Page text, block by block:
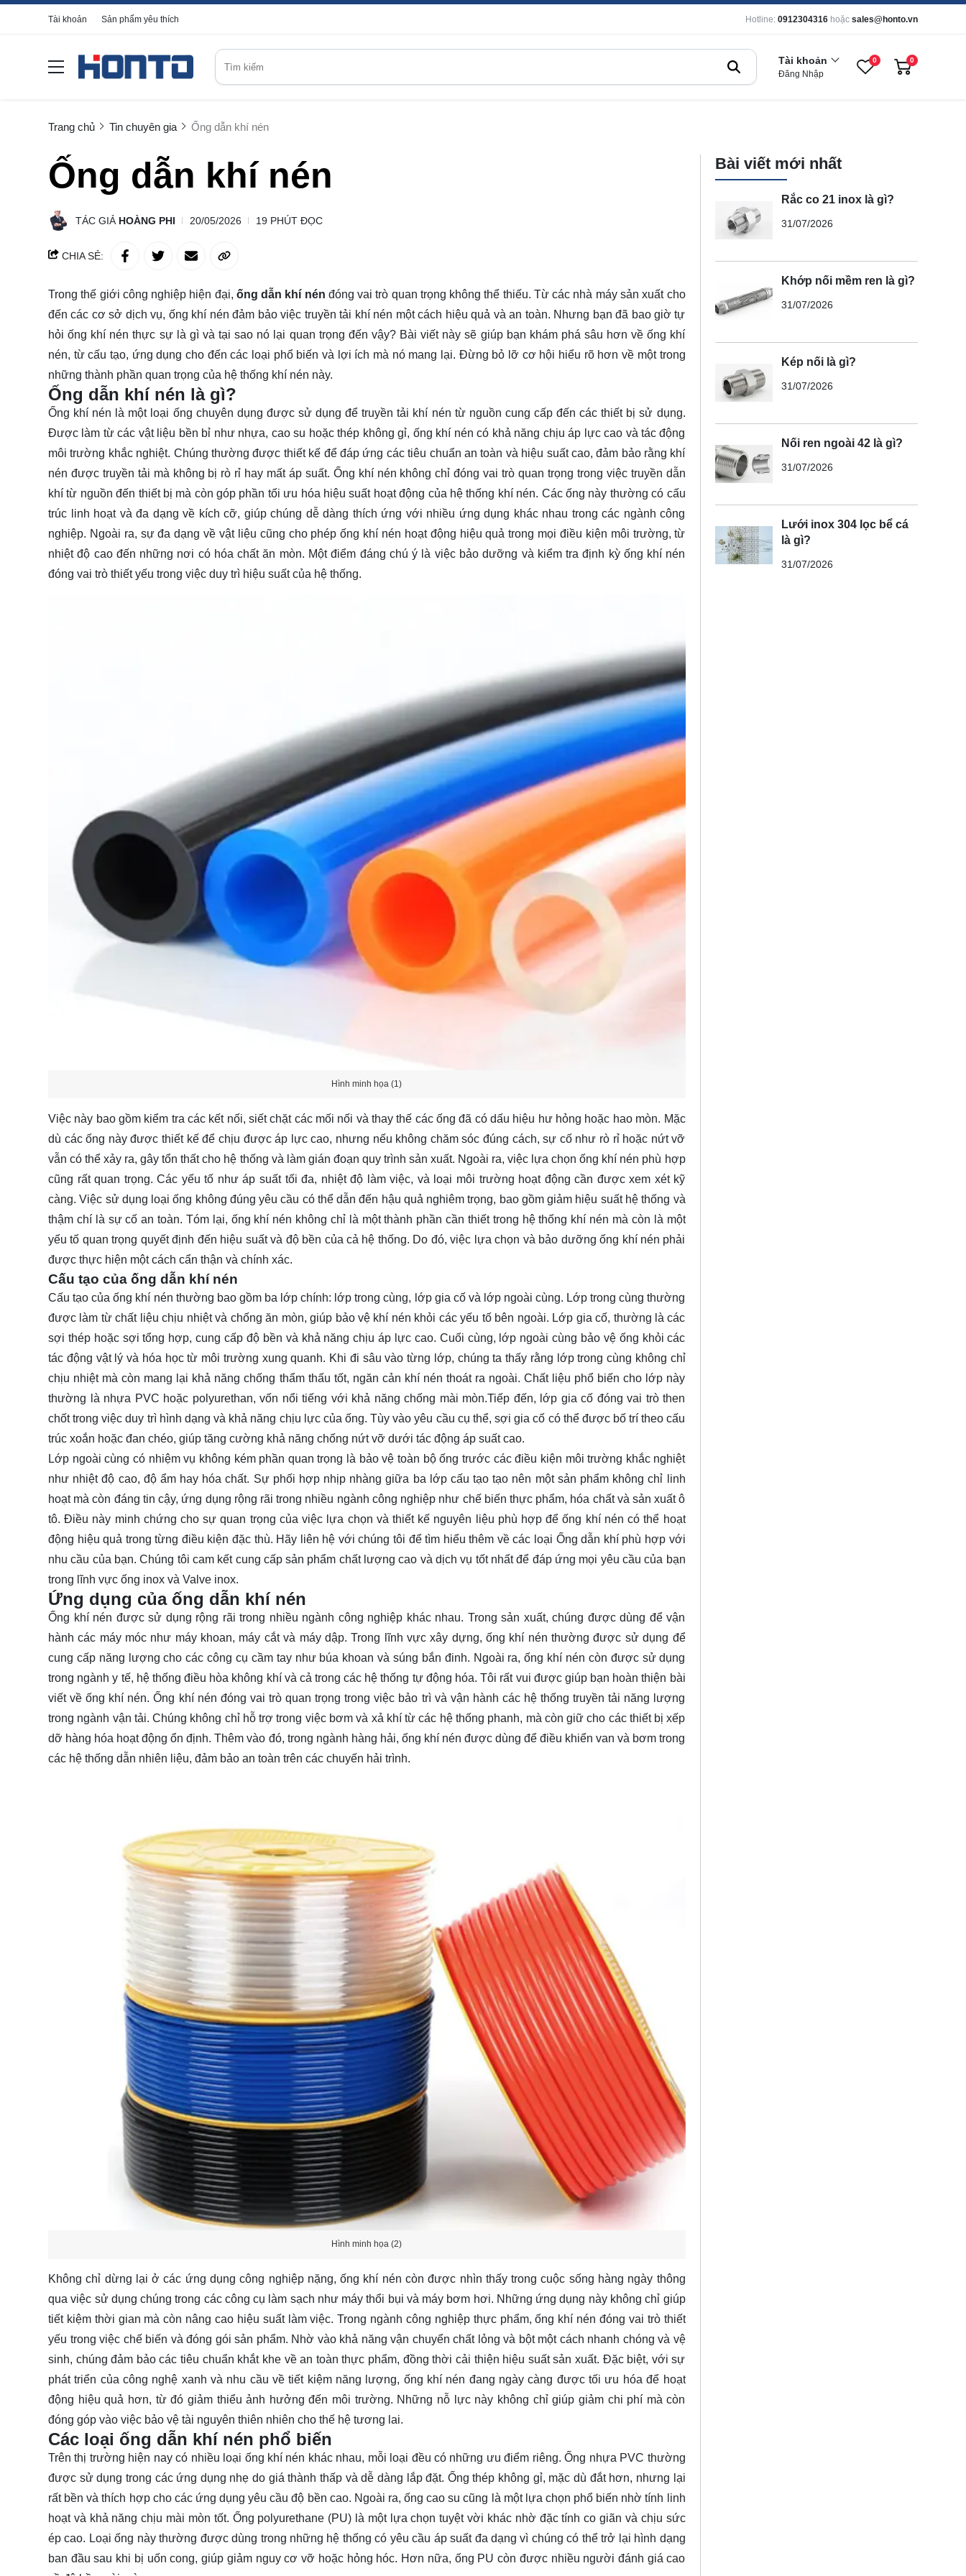
Tài khoản Sản phẩm yêu thích Hotline: 0912304316 hoặc sales@honto.vn
Tài khoản
Đăng Nhập
0 0
Trang chủ Tin chuyên gia Ống dẫn khí nén
Ống dẫn khí nén
TÁC GIẢ HOÀNG PHI 20/05/2026 19 PHÚT ĐỌC
CHIA SẺ:
Trong thế giới công nghiệp hiện đại, ống dẫn khí nén đóng vai trò quan trọng không thể thiếu. Từ các nhà máy sản xuất cho
đến các cơ sở dịch vụ, ống khí nén đảm bảo việc truyền tải khí nén một cách hiệu quả và an toàn. Nhưng bạn đã bao giờ tự
hỏi ống khí nén thực sự là gì và tại sao nó lại quan trọng đến vậy? Bài viết này sẽ giúp bạn khám phá sâu hơn về ống khí
nén, từ cấu tạo, ứng dụng cho đến các loại phổ biến và lợi ích mà nó mang lại. Đừng bỏ lỡ cơ hội hiểu rõ hơn về một trong
những thành phần quan trọng của hệ thống khí nén này.
Ống dẫn khí nén là gì?
Ống khí nén là một loại ống chuyên dụng được sử dụng để truyền tải khí nén từ nguồn cung cấp đến các thiết bị sử dụng.
Được làm từ các vật liệu bền bỉ như nhựa, cao su hoặc thép không gỉ, ống khí nén có khả năng chịu áp lực cao và tác động
môi trường khắc nghiệt. Chúng thường được thiết kế để đáp ứng các tiêu chuẩn an toàn và hiệu suất cao, đảm bảo rằng khí
nén được truyền tải mà không bị rò rỉ hay mất áp suất. Ống khí nén không chỉ đóng vai trò quan trọng trong việc truyền dẫn
khí từ nguồn đến thiết bị mà còn góp phần tối ưu hóa hiệu suất hoạt động của hệ thống khí nén. Các ống này thường có cấu
trúc linh hoạt và đa dạng về kích cỡ, giúp chúng dễ dàng thích ứng với nhiều ứng dụng khác nhau trong các ngành công
nghiệp. Ngoài ra, sự đa dạng về vật liệu cũng cho phép ống khí nén hoạt động hiệu quả trong mọi điều kiện môi trường, từ
nhiệt độ cao đến những nơi có hóa chất ăn mòn. Một điểm đáng chú ý là việc bảo dưỡng và kiểm tra định kỳ ống khí nén
đóng vai trò thiết yếu trong việc duy trì hiệu suất của hệ thống.
Hình minh họa (1)
Việc này bao gồm kiểm tra các kết nối, siết chặt các mối nối và thay thế các ống đã có dấu hiệu hư hỏng hoặc hao mòn. Mặc
dù các ống này được thiết kế để chịu được áp lực cao, nhưng nếu không chăm sóc đúng cách, sự cố như rò rỉ hoặc nứt vỡ
vẫn có thể xảy ra, gây tổn thất cho hệ thống và làm gián đoạn quy trình sản xuất. Ngoài ra, việc lựa chọn ống khí nén phù hợp
cũng rất quan trọng. Các yếu tố như áp suất tối đa, nhiệt độ làm việc, và loại môi trường hoạt động cần được xem xét kỹ
càng. Việc sử dụng loại ống không đúng yêu cầu có thể dẫn đến hậu quả nghiêm trọng, bao gồm giảm hiệu suất hệ thống và
thậm chí là sự cố an toàn. Tóm lại, ống khí nén không chỉ là một thành phần cần thiết trong hệ thống khí nén mà còn là một
yếu tố quan trọng quyết định đến hiệu suất và độ bền của cả hệ thống. Do đó, việc lựa chọn và bảo dưỡng ống khí nén phải
được thực hiện một cách cẩn thận và chính xác.
Cấu tạo của ống dẫn khí nén
Cấu tạo của ống khí nén thường bao gồm ba lớp chính: lớp trong cùng, lớp gia cố và lớp ngoài cùng. Lớp trong cùng thường
được làm từ chất liệu chịu nhiệt và chống ăn mòn, giúp bảo vệ khí nén khỏi các yếu tố bên ngoài. Lớp gia cố, thường là các
sợi thép hoặc sợi tổng hợp, cung cấp độ bền và khả năng chịu áp lực cao. Cuối cùng, lớp ngoài cùng bảo vệ ống khỏi các
tác động vật lý và hóa học từ môi trường xung quanh. Khi đi sâu vào từng lớp, chúng ta thấy rằng lớp trong cùng không chỉ
chịu nhiệt mà còn mang lại khả năng chống thẩm thấu tốt, ngăn cản khí nén thoát ra ngoài. Chất liệu phổ biến cho lớp này
thường là nhựa PVC hoặc polyurethan, vốn nổi tiếng với khả năng chống mài mòn.Tiếp đến, lớp gia cố đóng vai trò then
chốt trong việc duy trì hình dạng và khả năng chịu lực của ống. Tùy vào yêu cầu cụ thể, sợi gia cố có thể được bố trí theo cấu
trúc xoắn hoặc đan chéo, giúp tăng cường khả năng chống nứt vỡ dưới tác động áp suất cao.
Lớp ngoài cùng có nhiệm vụ không kém phần quan trọng là bảo vệ toàn bộ ống trước các điều kiện môi trường khắc nghiệt
như nhiệt độ cao, độ ẩm hay hóa chất. Sự phối hợp nhịp nhàng giữa ba lớp cấu tạo tạo nên một sản phẩm không chỉ linh
hoạt mà còn đáng tin cậy, ứng dụng rộng rãi trong nhiều ngành công nghiệp như chế biến thực phẩm, hóa chất và sản xuất ô
tô. Điều này minh chứng cho sự quan trọng của việc lựa chọn và thiết kế nguyên liệu phù hợp để ống khí nén có thể hoạt
động hiệu quả trong từng điều kiện đặc thù. Hãy liên hệ với chúng tôi để tìm hiểu thêm về các loại Ống dẫn khí phù hợp với
nhu cầu của bạn. Chúng tôi cam kết cung cấp sản phẩm chất lượng cao và dịch vụ tốt nhất để đáp ứng mọi yêu cầu của bạn
trong lĩnh vực ống inox và Valve inox.
Ứng dụng của ống dẫn khí nén
Ống khí nén được sử dụng rộng rãi trong nhiều ngành công nghiệp khác nhau. Trong sản xuất, chúng được dùng để vận
hành các máy móc như máy khoan, máy cắt và máy dập. Trong lĩnh vực xây dựng, ống khí nén thường được sử dụng để
cung cấp năng lượng cho các công cụ cầm tay như búa khoan và súng bắn đinh. Ngoài ra, ống khí nén còn được sử dụng
trong ngành y tế, hệ thống điều hòa không khí và cả trong các hệ thống tự động hóa. Tôi rất vui được giúp bạn hoàn thiện bài
viết về ống khí nén. Ống khí nén đóng vai trò quan trọng trong việc bảo trì và vận hành các hệ thống truyền tải năng lượng
trong ngành vận tải. Chúng không chỉ hỗ trợ trong việc bơm và xả khí từ các hệ thống phanh, mà còn giữ cho các thiết bị xếp
dỡ hàng hóa hoạt động ổn định. Thêm vào đó, trong ngành hàng hải, ống khí nén được dùng để điều khiển van và bơm trong
các hệ thống dẫn nhiên liệu, đảm bảo an toàn trên các chuyến hải trình.
Hình minh họa (2)
Không chỉ dừng lại ở các ứng dụng công nghiệp nặng, ống khí nén còn được nhìn thấy trong cuộc sống hàng ngày thông
qua việc sử dụng chúng trong các công cụ làm sạch như máy thổi bụi và máy bơm hơi. Những ứng dụng này không chỉ giúp
tiết kiệm thời gian mà còn nâng cao hiệu suất làm việc. Trong ngành công nghiệp thực phẩm, ống khí nén đóng vai trò thiết
yếu trong việc chế biến và đóng gói sản phẩm. Nhờ vào khả năng vận chuyển chất lỏng và bột một cách nhanh chóng và vệ
sinh, chúng đảm bảo các tiêu chuẩn khắt khe về an toàn thực phẩm, đồng thời cải thiện hiệu suất sản xuất. Đặc biệt, với sự
phát triển của công nghệ xanh và nhu cầu về tiết kiệm năng lượng, ống khí nén đang ngày càng được tối ưu hóa để hoạt
động hiệu quả hơn, từ đó giảm thiểu ảnh hưởng đến môi trường. Những nỗ lực này không chỉ giúp giảm chi phí mà còn
đóng góp vào việc bảo vệ tài nguyên thiên nhiên cho thế hệ tương lai.
Các loại ống dẫn khí nén phổ biến
Trên thị trường hiện nay có nhiều loại ống khí nén khác nhau, mỗi loại đều có những ưu điểm riêng. Ống nhựa PVC thường
được sử dụng trong các ứng dụng nhẹ do giá thành thấp và dễ dàng lắp đặt. Ống thép không gỉ, mặc dù đắt hơn, nhưng lại
rất bền và thích hợp cho các ứng dụng yêu cầu độ bền cao. Ngoài ra, ống cao su cũng là một lựa chọn phổ biến nhờ tính linh
hoạt và khả năng chịu mài mòn tốt. Ống polyurethane (PU) là một lựa chọn tuyệt vời khác nhờ đặc tính co giãn và chịu sức
ép cao. Loại ống này thường được dùng trong những hệ thống có yêu cầu áp suất đa dạng vì chúng có thể trở lại hình dạng
ban đầu sau khi bị uốn cong, giúp giảm nguy cơ vỡ hoặc hỏng hóc. Hơn nữa, ống PU còn được nhiều người đánh giá cao
Bài viết mới nhất
Rắc co 21 inox là gì?
31/07/2026
Khớp nối mềm ren là gì?
31/07/2026
Kép nối là gì?
31/07/2026
Nối ren ngoài 42 là gì?
31/07/2026
Lưới inox 304 lọc bể cá
là gì?
31/07/2026